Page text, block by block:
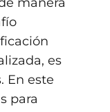
es
En este
para